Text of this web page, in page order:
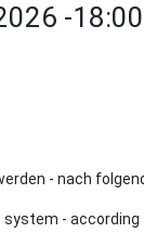
-
- nach
-